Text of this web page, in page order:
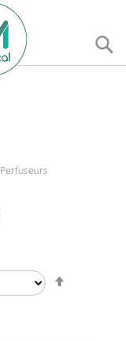
Perfuseurs